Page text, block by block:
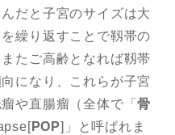
だと子宮のサイズは大
繰り返すことで靱帯の
たご高齢となれば靱帯
になり、これらが子宮
や直腸瘤（全体で「骨
POP]」と呼ばれま